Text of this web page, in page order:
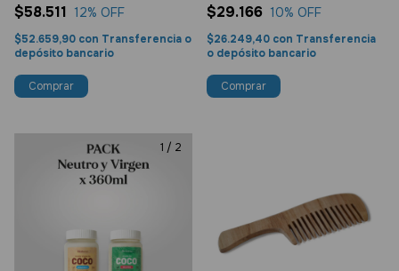
$58.511 12% OFF
$52.659,90 con Transferencia o
depósito bancario
$29.166 10% OFF
$26.249,40 con Transferencia
o depósito bancario
1 / 2